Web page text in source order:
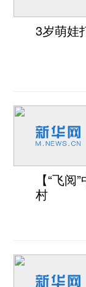
3岁萌娃
【“飞
村